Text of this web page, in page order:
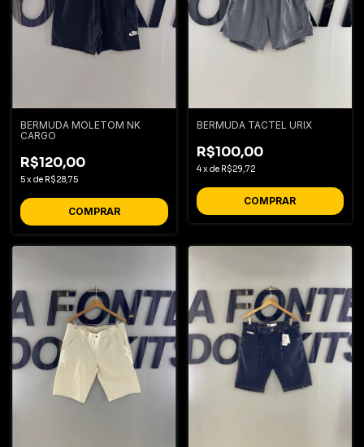
BERMUDA MOLETOM NK
CARGO
R$120,00
5xde R$28,75
COMPRAR
BERMUDA TACTEL URIX
R$100,00
4xde R$29,72
COMPRAR